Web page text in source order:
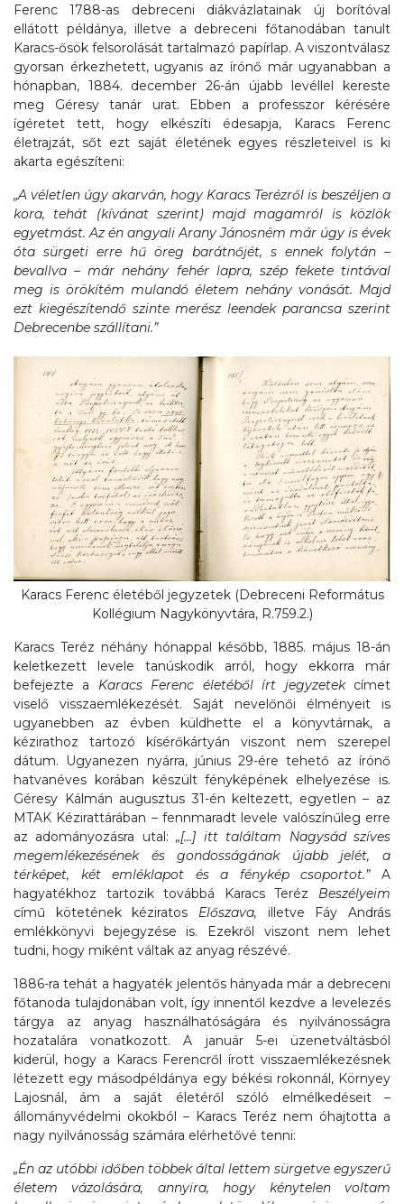
Ferenc 1788-as debreceni diákvázlatainak új borítóval
ellátott példánya, illetve a debreceni főtanodában tanult
Karacs-ősök felsorolását tartalmazó papírlap. A viszontválasz
gyorsan érkezhetett, ugyanis az írónő már ugyanabban a
hónapban, 1884. december 26-án újabb levéllel kereste
meg Géresy tanár urat. Ebben a professzor kérésére
ígéretet tett, hogy elkészíti édesapja, Karacs Ferenc
életrajzát, sőt ezt saját életének egyes részleteivel is ki
akarta egészíteni:
„A véletlen úgy akarván, hogy Karacs Terézről is beszéljen a
kora, tehát (kívánat szerint) majd magamról is közlök
egyetmást. Az én angyali Arany Jánosném már úgy is évek
óta sürgeti erre hű öreg barátnőjét, s ennek folytán –
bevallva – már nehány fehér lapra, szép fekete tintával
meg is örökítém mulandó életem nehány vonását. Majd
ezt kiegészítendő szinte merész leendek parancsa szerint
Debrecenbe szállítani.”
Karacs Ferenc életéből jegyzetek (Debreceni Református
Kollégium Nagykönyvtára, R.759.2.)
Karacs Teréz néhány hónappal később, 1885. május 18-án
keletkezett levele tanúskodik arról, hogy ekkorra már
befejezte a Karacs Ferenc életéből írt jegyzetek címet
viselő visszaemlékezését. Saját nevelőnői élményeit is
ugyanebben az évben küldhette el a könyvtárnak, a
kézirathoz tartozó kísérőkártyán viszont nem szerepel
dátum. Ugyanezen nyárra, június 29-ére tehető az írónő
hatvanéves korában készült fényképének elhelyezése is.
Géresy Kálmán augusztus 31-én keltezett, egyetlen – az
MTAK Kézirattárában – fennmaradt levele valószínűleg erre
az adományozásra utal:„[…] itt találtam Nagysád szíves
megemlékezésének és gondosságának újabb jelét, a
térképet, két emléklapot és a fénykép csoportot.”A
hagyatékhoz tartozik továbbá Karacs Teréz Beszélyeim
című kötetének kéziratos Előszava, illetve Fáy András
emlékkönyvi bejegyzése is. Ezekről viszont nem lehet
tudni, hogy miként váltak az anyag részévé.
1886-ra tehát a hagyaték jelentős hányada már a debreceni
főtanoda tulajdonában volt, így innentől kezdve a levelezés
tárgya az anyag használhatóságára és nyilvánosságra
hozatalára vonatkozott. A január 5-ei üzenetváltásból
kiderül, hogy a Karacs Ferencről írott visszaemlékezésnek
létezett egy másodpéldánya egy békési rokonnál, Környey
Lajosnál, ám a saját életéről szóló elmélkedéseit –
állományvédelmi okokból – Karacs Teréz nem óhajtotta a
nagy nyilvánosság számára elérhetővé tenni:
„Én az utóbbi időben többek által lettem sürgetve egyszerű
életem vázolására, annyira, hogy kénytelen voltam